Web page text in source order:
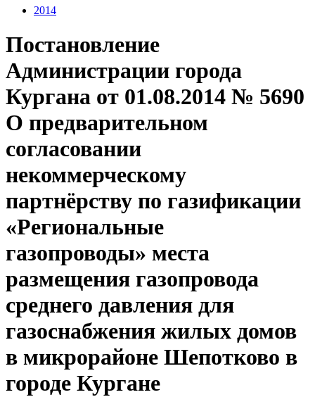
2014
Постановление
Администрации города
Кургана от 01.08.2014 № 5690
О предварительном
согласовании
некоммерческому
партнёрству по газификации
«Региональные
газопроводы» места
размещения газопровода
среднего давления для
газоснабжения жилых домов
в микрорайоне Шепотково в
городе Кургане